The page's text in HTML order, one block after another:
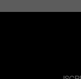
- il vento
alla Valle
rivela aromi
proprietà
Jacques
Unione dei